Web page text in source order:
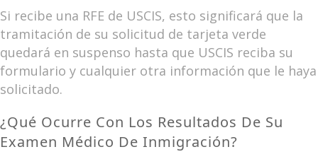
Si recibe una RFE de USCIS, esto significará que la
tramitación de su solicitud de tarjeta verde
quedará en suspenso hasta que USCIS reciba su
formulario y cualquier otra información que le haya
solicitado.
¿Qué Ocurre Con Los Resultados De Su
Examen Médico De Inmigración?